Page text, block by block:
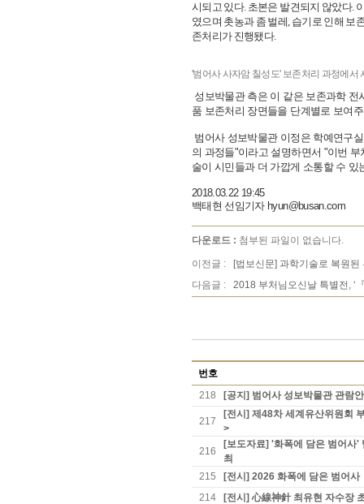
시되고 있다. 초본은 발견되지 않았다.
였으며 촛농과 좀 벌레, 습기로 인해 보
존처리가 진행됐다.
'범어사 사자암 칠성도' 보존처리 과정에서
성보박물관 측은 이 같은 보존과학 전
품 보존처리 장면들을 단계별로 보여
범어사 성보박물관 이정은 학예연구
의 과정들"이라고 설명하면서 "이번
술이 시민들과 더 가깝게 소통할 수
2018.03.22 19:45
백태현 선임기자 hyun@busan.com
다운로드 : 첨부된 파일이 없습니다.
이전글 :
[법보신문] 과학기술로 복원된
다음글 : 2018 부처님오신날 특별전, ‘
번호
218
[공지] 범어사 성보박물관 관람
217
[전시] 제48차 세계유산위원회
>
216
[보도자료] '화폭에 담은 범어사'
최
215
[전시] 2026 화폭에 담은 범어사
214
[전시] 心線神針 최유현 자수장